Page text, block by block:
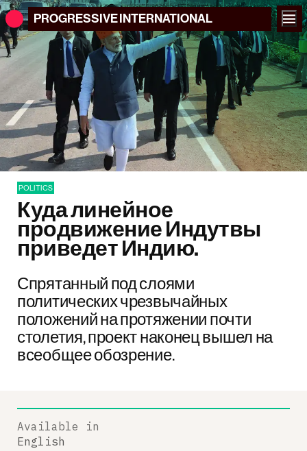
PROGRESSIVEINTERNATIONAL
POLITICS
Куда линейное
продвижение Индутвы
приведет Индию.
Спрятанный под слоями
политических чрезвычайных
положений на протяжении почти
столетия, проект наконец вышел на
всеобщее обозрение.
Available in
English